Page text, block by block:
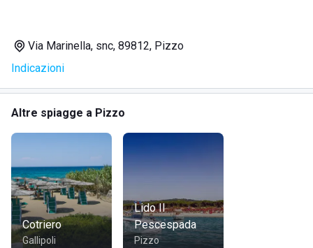
Via Marinella, snc, 89812, Pizzo
Indicazioni
Altre spiagge a Pizzo
Cotriero
Gallipoli
Lido Il
Pescespada
Pizzo